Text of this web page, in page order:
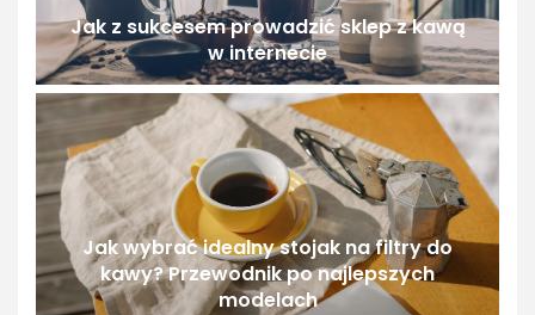
Jak z sukcesem prowadzić sklep z kawą
w internecie
Jak wybrać idealny stojak na filtry do
kawy? Przewodnik po najlepszych
modelach